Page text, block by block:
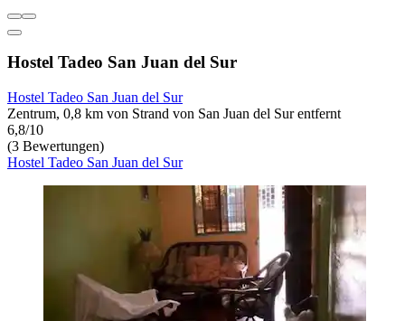
Hostel Tadeo San Juan del Sur
Hostel Tadeo San Juan del Sur
Zentrum, 0,8 km von Strand von San Juan del Sur entfernt
6,8/10
(3 Bewertungen)
Hostel Tadeo San Juan del Sur